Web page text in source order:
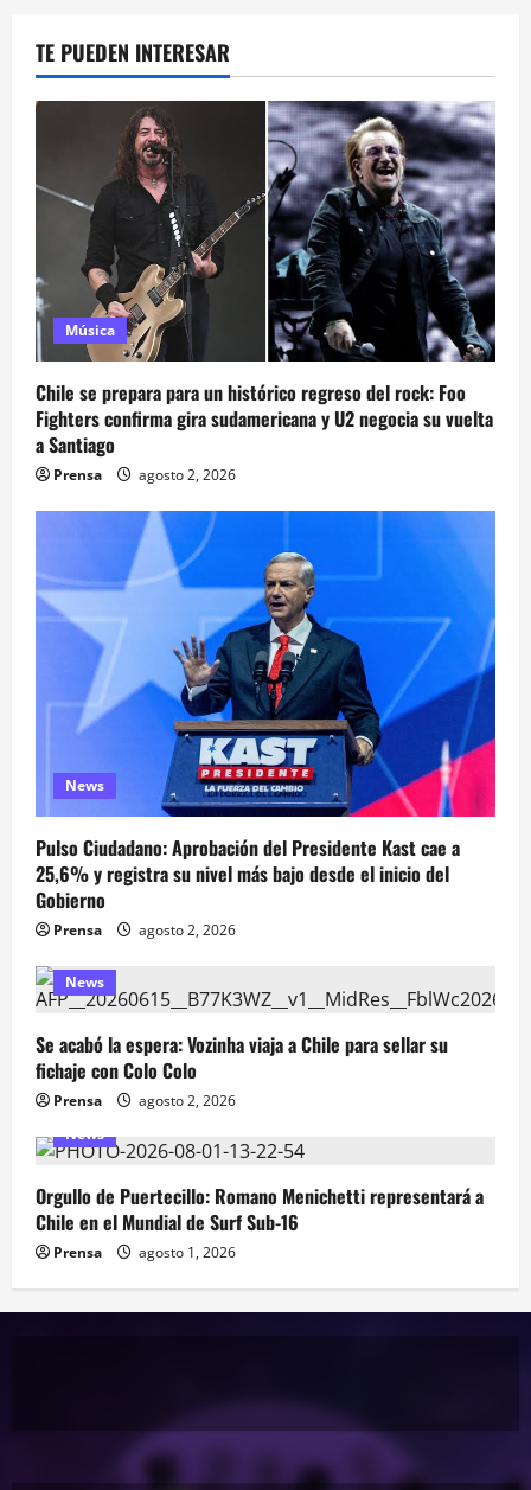
TE PUEDEN INTERESAR
Música
Chile se prepara para un histórico regreso del rock: Foo
Fighters confirma gira sudamericana y U2 negocia su vuelta
a Santiago
Prensa agosto 2, 2026
News
Pulso Ciudadano: Aprobación del Presidente Kast cae a
25,6% y registra su nivel más bajo desde el inicio del
Gobierno
Prensa agosto 2, 2026
News
Se acabó la espera: Vozinha viaja a Chile para sellar su
fichaje con Colo Colo
Prensa
agosto 2, 2026
News
Orgullo de Puertecillo: Romano Menichetti representará a
Chile en el Mundial de Surf Sub-16
Prensa agosto 1, 2026